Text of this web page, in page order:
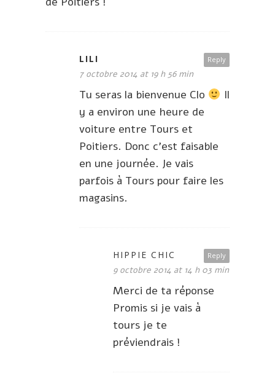
Reply
LILI
7 octobre 2014 at 19 h 56 min
Tu seras la bienvenue Clo
Il
y a environ une heure de
voiture entre Tours et
Poitiers. Donc c’est faisable
en une journée. Je vais
parfois à Tours pour faire les
magasins.
Reply
HIPPIE CHIC
9 octobre 2014 at 14 h 03 min
Merci de ta réponse
Promis si je vais à
tours je te
préviendrais !